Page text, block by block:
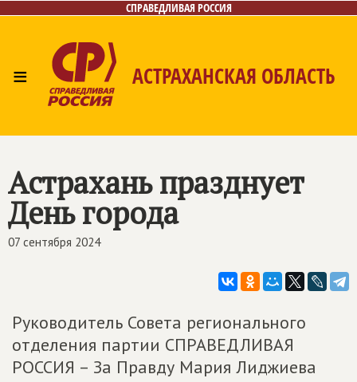
СПРАВЕДЛИВАЯ РОССИЯ
≡ АСТРАХАНСКАЯ ОБЛАСТЬ
Астрахань празднует
День города
07 сентября 2024
Руководитель Совета регионального
отделения партии СПРАВЕДЛИВАЯ
РОССИЯ – За Правду Мария Лиджиева